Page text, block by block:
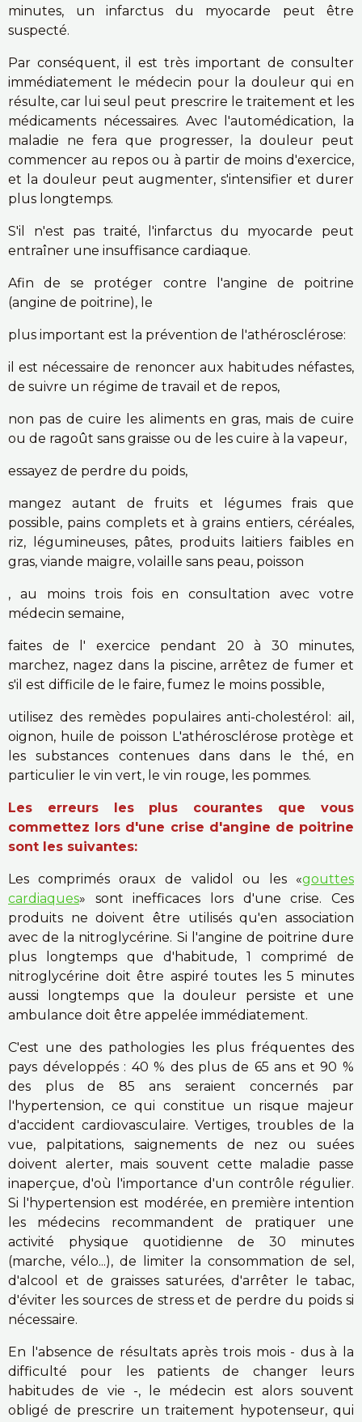
minutes, un infarctus du myocarde peut être
suspecté.
Par conséquent, il est très important de consulter
immédiatement le médecin pour la douleur qui en
résulte, car lui seul peut prescrire le traitement et les
médicaments nécessaires. Avec l'automédication, la
maladie ne fera que progresser, la douleur peut
commencer au repos ou à partir de moins d'exercice,
et la douleur peut augmenter, s'intensifier et durer
plus longtemps.
S'il n'est pas traité, l'infarctus du myocarde peut
entraîner une insuffisance cardiaque.
Afin de se protéger contre l'angine de poitrine
(angine de poitrine), le
plus important est la prévention de l'athérosclérose:
il est nécessaire de renoncer aux habitudes néfastes,
de suivre un régime de travail et de repos,
non pas de cuire les aliments en gras, mais de cuire
ou de ragoût sans graisse ou de les cuire à la vapeur,
essayez de perdre du poids,
mangez autant de fruits et légumes frais que
possible, pains complets et à grains entiers, céréales,
riz, légumineuses, pâtes, produits laitiers faibles en
gras, viande maigre, volaille sans peau, poisson
, au moins trois fois en consultation avec votre
médecin semaine,
faites de l' exercice pendant 20 à 30 minutes,
marchez, nagez dans la piscine, arrêtez de fumer et
s'il est difficile de le faire, fumez le moins possible,
utilisez des remèdes populaires anti-cholestérol: ail,
oignon, huile de poisson L'athérosclérose protège et
les substances contenues dans dans le thé, en
particulier le vin vert, le vin rouge, les pommes.
Les erreurs les plus courantes que vous
commettez lors d'une crise d'angine de poitrine
sont les suivantes:
Les comprimés oraux de validol ou les «gouttes
cardiaques» sont inefficaces lors d'une crise. Ces
produits ne doivent être utilisés qu'en association
avec de la nitroglycérine. Si l'angine de poitrine dure
plus longtemps que d'habitude, 1 comprimé de
nitroglycérine doit être aspiré toutes les 5 minutes
aussi longtemps que la douleur persiste et une
ambulance doit être appelée immédiatement.
C'est une des pathologies les plus fréquentes des
pays développés : 40 % des plus de 65 ans et 90 %
des plus de 85 ans seraient concernés par
l'hypertension, ce qui constitue un risque majeur
d'accident cardiovasculaire. Vertiges, troubles de la
vue, palpitations, saignements de nez ou suées
doivent alerter, mais souvent cette maladie passe
inaperçue, d'où l'importance d'un contrôle régulier.
Si l'hypertension est modérée, en première intention
les médecins recommandent de pratiquer une
activité physique quotidienne de 30 minutes
(marche, vélo...), de limiter la consommation de sel,
d'alcool et de graisses saturées, d'arrêter le tabac,
d'éviter les sources de stress et de perdre du poids si
nécessaire.
En l'absence de résultats après trois mois - dus à la
difficulté pour les patients de changer leurs
habitudes de vie -, le médecin est alors souvent
obligé de prescrire un traitement hypotenseur, qui